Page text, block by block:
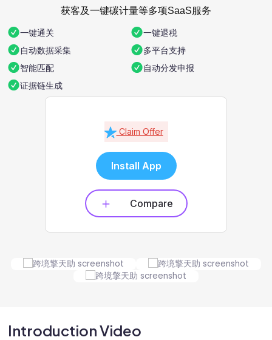
获客及一键碳计量等多项SaaS服务
一键通关
一键退税
自动数据采集
多平台支持
智能匹配
自动分发申报
证据链生成
Claim Offer
Install App
Compare
Introduction Video